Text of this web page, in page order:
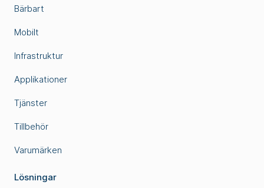
Bärbart
Mobilt
Infrastruktur
Applikationer
Tjänster
Tillbehör
Varumärken
Lösningar